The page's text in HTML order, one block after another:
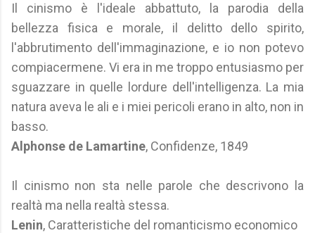
Il cinismo è l'ideale abbattuto, la parodia della
bellezza fisica e morale, il delitto dello spirito,
l'abbrutimento dell'immaginazione, e io non potevo
compiacermene. Vi era in me troppo entusiasmo per
sguazzare in quelle lordure dell'intelligenza. La mia
natura aveva le ali e i miei pericoli erano in alto, non in
basso.
Alphonse de Lamartine, Confidenze, 1849
Il cinismo non sta nelle parole che descrivono la
realtà ma nella realtà stessa.
Lenin, Caratteristiche del romanticismo economico